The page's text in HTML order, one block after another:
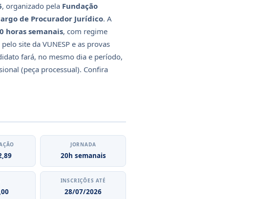
, organizado pela Fundação
de Procurador Jurídico. A
horas semanais, com regime
pelo site da VUNESP e as provas
fará, no mesmo dia e período,
(peça processual). Confira
JORNADA
20h semanais
INSCRIÇÕES ATÉ
28/07/2026